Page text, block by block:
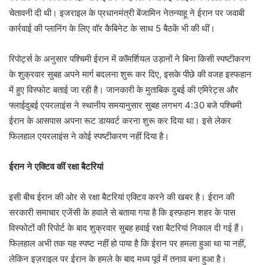
चेतावनी दी थी। इजराइल के प्रधानमंत्री बेंजामिन नेतन्याहू ने ईरान पर जवाबी
कार्रवाई की प्लानिंग के लिए वॉर कैबिनेट के साथ 5 बैठकें भी की थीं।
रिपोर्ट्स के अनुसार पश्चिमी ईरान में कॉमर्शियल उड़ानों ने बिना किसी स्पष्टीकरण
के शुक्रवार सुबह अपने मार्ग बदलना शुरू कर दिए, इसके पीछे की वजह इस्फहान
में हुए विस्फोट बताई जा रही है। जानकारी के मुताबिक दुबई की एमिरेट्स और
फ्लाईदुबई एयरलाइंस ने स्थानीय समयानुसार सुबह लगभग 4:30 बजे पश्चिमी
ईरान के आसपास अपना रूट डायवर्ट करना शुरू कर दिया था। इसे लेकर
फिलहाल एयरलाइंस ने कोई स्पष्टीकरण नहीं दिया है।
ईरान ने एक्टिव कीं रक्षा बैटरियां
इसी बीच ईरान की ओर से रक्षा बैटरियां एक्टिव करने की खबर है। ईरान की
सरकारी समाचार एजेंसी के हवाले से बताया गया है कि इस्फ़हान शहर के पास
विस्फोटों की रिपोर्ट के बाद शुक्रवार सुबह हवाई रक्षा बैटरियां निकाल दी गई हैं।
फिलहाल अभी तक यह स्पष्ट नहीं हो पाया है कि ईरान पर हमला हुआ था या नहीं,
लेकिन इज़राइल पर ईरान के हमले के बाद मध्य पूर्व में तनाव बना हुआ है।